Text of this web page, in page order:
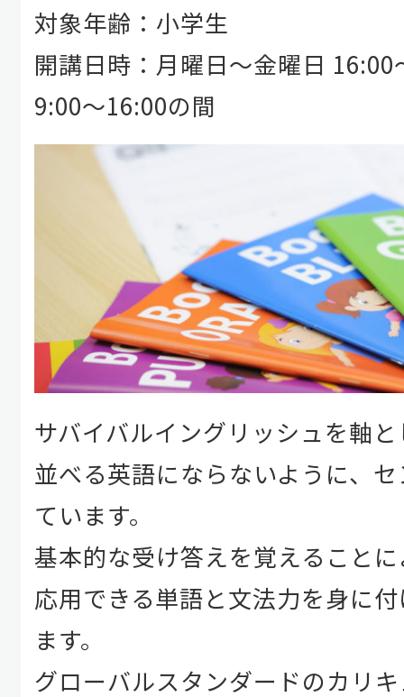
対象年齢：小学生
開講日時：月曜日～金曜日
9:00～16:00の間
サバイバルイングリッシュを軸
並べる英語にならないように、
ています。
基本的な受け答えを覚えること
応用できる単語と文法力を身に
ます。
グローバルスタンダードのカリ